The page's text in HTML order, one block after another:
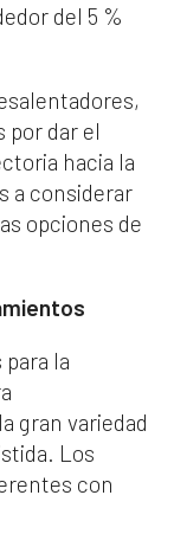
del 5 %
por dar el
hacia la
a considerar
opciones de
la
gran variedad
Los
con